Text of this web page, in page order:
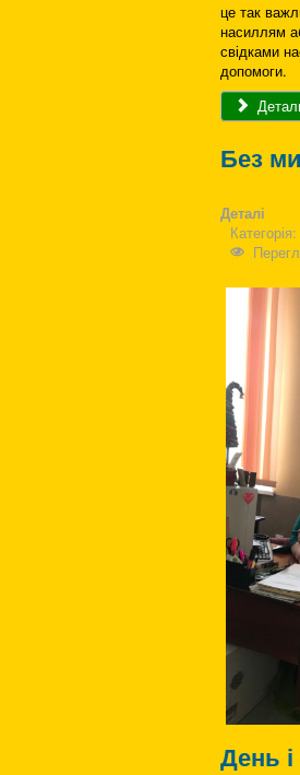
це так
насиллям
свідками
допомоги.
Без
Деталі
Категорія:
День